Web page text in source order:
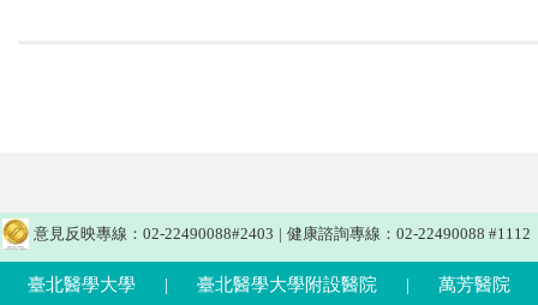
意見反映專線：02-22490088#2403 | 健康諮詢專線：02-22490088 #1112
臺北醫學大學 | 臺北醫學大學附設醫院 |
萬芳醫院